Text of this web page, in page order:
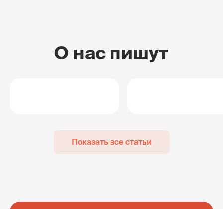
О нас пишут
Показать все статьи